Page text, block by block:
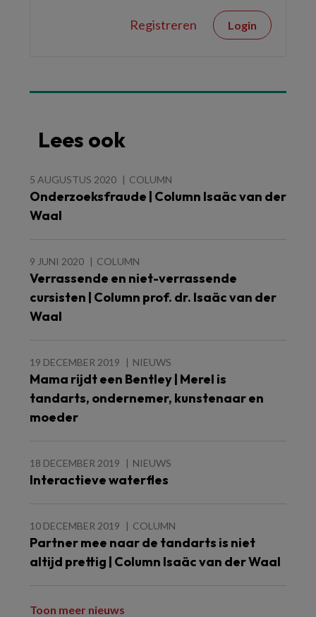
Registreren Login
Lees ook
5 AUGUSTUS 2020 COLUMN
Onderzoeksfraude | Column Isaäc van der
Waal
9 JUNI 2020 COLUMN
Verrassende en niet-verrassende
cursisten | Column prof. dr. Isaäc van der
Waal
19 DECEMBER 2019 NIEUWS
Mama rijdt een Bentley | Merel is
tandarts, ondernemer, kunstenaar en
moeder
18 DECEMBER 2019 NIEUWS
Interactieve waterfles
10 DECEMBER 2019 COLUMN
Partner mee naar de tandarts is niet
altijd prettig | Column Isaäc van der Waal
Toon meer nieuws